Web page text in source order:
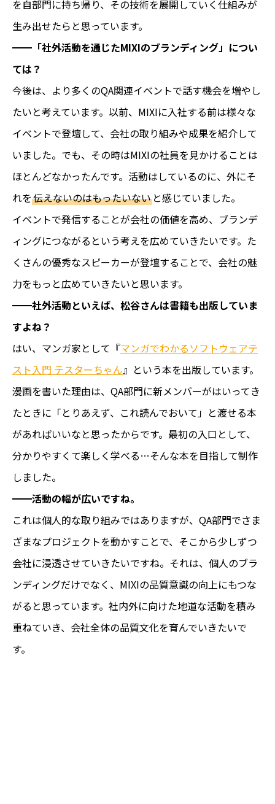
を自部門に持ち帰り、その技術を展開していく仕組みが
生み出せたらと思っています。
━━「社外活動を通じたMIXIのブランディング」につい
ては？
今後は、より多くのQA関連イベントで話す機会を増やし
たいと考えています。以前、MIXIに入社する前は様々な
イベントで登壇して、会社の取り組みや成果を紹介して
いました。でも、その時はMIXIの社員を見かけることは
ほとんどなかったんです。活動はしているのに、外にそ
れを伝えないのはもったいない と感じていました。
イベントで発信することが会社の価値を高め、ブランデ
ィングにつながるという考えを広めていきたいです。た
くさんの優秀なスピーカーが登壇することで、会社の魅
力をもっと広めていきたいと思います。
━━社外活動といえば、松谷さんは書籍も出版していま
すよね？
はい、マンガ家として『マンガでわかるソフトウェアテ
スト入門 テスターちゃん』という本を出版しています。
漫画を書いた理由は、QA部門に新メンバーがはいってき
たときに「とりあえず、これ読んでおいて」と渡せる本
があればいいなと思ったからです。最初の入口として、
分かりやすくて楽しく学べる…そんな本を目指して制作
しました。
━━活動の幅が広いですね。
これは個人的な取り組みではありますが、QA部門でさま
ざまなプロジェクトを動かすことで、そこから少しずつ
会社に浸透させていきたいですね。それは、個人のブラ
ンディングだけでなく、MIXIの品質意識の向上にもつな
がると思っています。社内外に向けた地道な活動を積み
重ねていき、会社全体の品質文化を育んでいきたいで
す。